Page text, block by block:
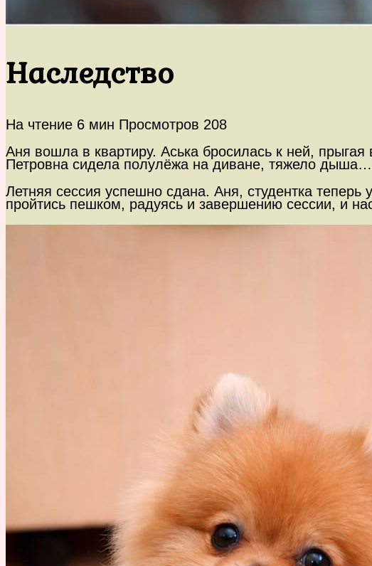
Наследство
На чтение 6 мин Просмотров 208
Аня вошла в квартиру. Аська бросилась к ней,
Петровна сидела полулёжа на диване, тяжело дыша…
Летняя сессия успешно сдана. Аня, студентка
пройтись пешком, радуясь и завершению сессии, и